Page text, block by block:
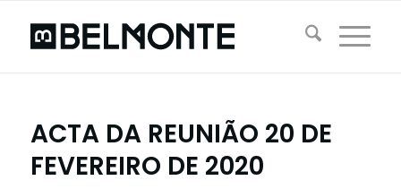
ACTA DA REUNIÃO 20 DE
FEVEREIRO DE 2020